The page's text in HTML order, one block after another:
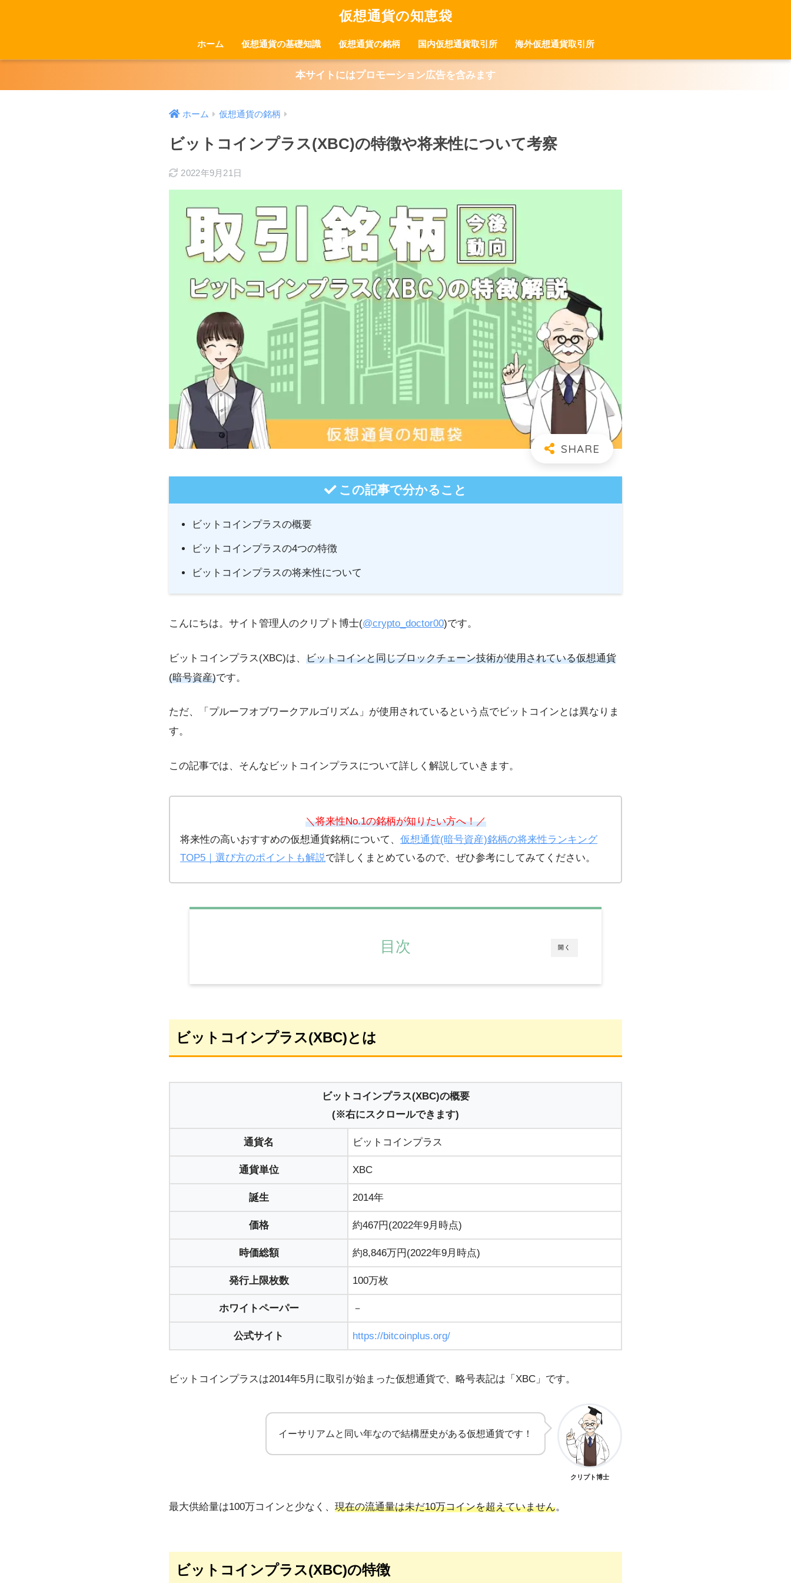
仮想通貨の知恵袋
ホーム 仮想通貨の基礎知識 仮想通貨の銘柄 国内仮想通貨取引所 海外仮想通貨取引所
本サイトにはプロモーション広告を含みます
ホーム 仮想通貨の銘柄
ビットコインプラス(XBC)の特徴や将来性について考察
2022年9月21日
この記事で分かること
ビットコインプラスの概要
ビットコインプラスの4つの特徴
ビットコインプラスの将来性について
こんにちは。サイト管理人のクリプト博士(@crypto_doctor00)です。
ビットコインプラス(XBC)は、 ビットコインと同じブロックチェーン技術が使用されている仮想通貨
(暗号資産)です。
ただ、「プルーフオブワークアルゴリズム」が使用されているという点でビットコインとは異なりま
す。
この記事では、そんなビットコインプラスについて詳しく解説していきます。
＼将来性No.1の銘柄が知りたい方へ！／
将来性の高いおすすめの仮想通貨銘柄について、仮想通貨(暗号資産)銘柄の将来性ランキング
TOP5｜選び方のポイントも解説で詳しくまとめているので、ぜひ参考にしてみてください。
開く
目次
ビットコインプラス(XBC)とは
ビットコインプラス(XBC)の概要
(※右にスクロールできます)
通貨名 ビットコインプラス
通貨単位 XBC
誕生 2014年
価格 約467円(2022年9月時点)
時価総額 約8,846万円(2022年9月時点)
発行上限枚数 100万枚
ホワイトペーパー －
公式サイト https://bitcoinplus.org/
ビットコインプラスは2014年5月に取引が始まった仮想通貨で、略号表記は「XBC」です。
イーサリアムと同い年なので結構歴史がある仮想通貨です！
クリプト博士
最大供給量は100万コインと少なく、 現在の流通量は未だ10万コインを超えていません。
ビットコインプラス(XBC)の特徴